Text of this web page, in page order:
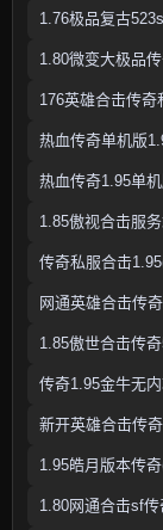
1.76极品复古
1.80微变大极品
176英雄合击传奇
热血传奇单机版
热血传奇1.95单
1.85傲视合击服
传奇私服合击
网通英雄合击传
1.85傲世合击传
传奇1.95金牛无
新开英雄合击传
1.95皓月版本传
1.80网通合击sf